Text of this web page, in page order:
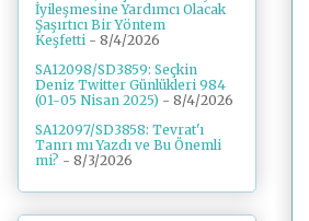
İyileşmesine Yardımcı Olacak
Şaşırtıcı Bir Yöntem
Keşfetti - 8/4/2026
SA12098/SD3859: Seçkin
Deniz Twitter Günlükleri 984
(01-05 Nisan 2025) - 8/4/2026
SA12097/SD3858: Tevrat'ı
Tanrı mı Yazdı ve Bu Önemli
mi? - 8/3/2026